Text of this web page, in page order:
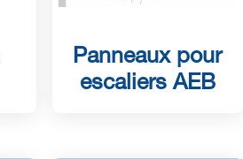
Panneaux pour
escaliers AEB